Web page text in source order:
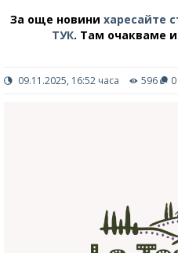
За още новини харесайте
ТУК. Там очакваме
09.11.2025, 16:52 часа 596 0